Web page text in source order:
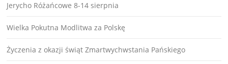
Jerycho Różańcowe 8-14 sierpnia
Wielka Pokutna Modlitwa za Polskę
Życzenia z okazji świąt Zmartwychwstania Pańskiego